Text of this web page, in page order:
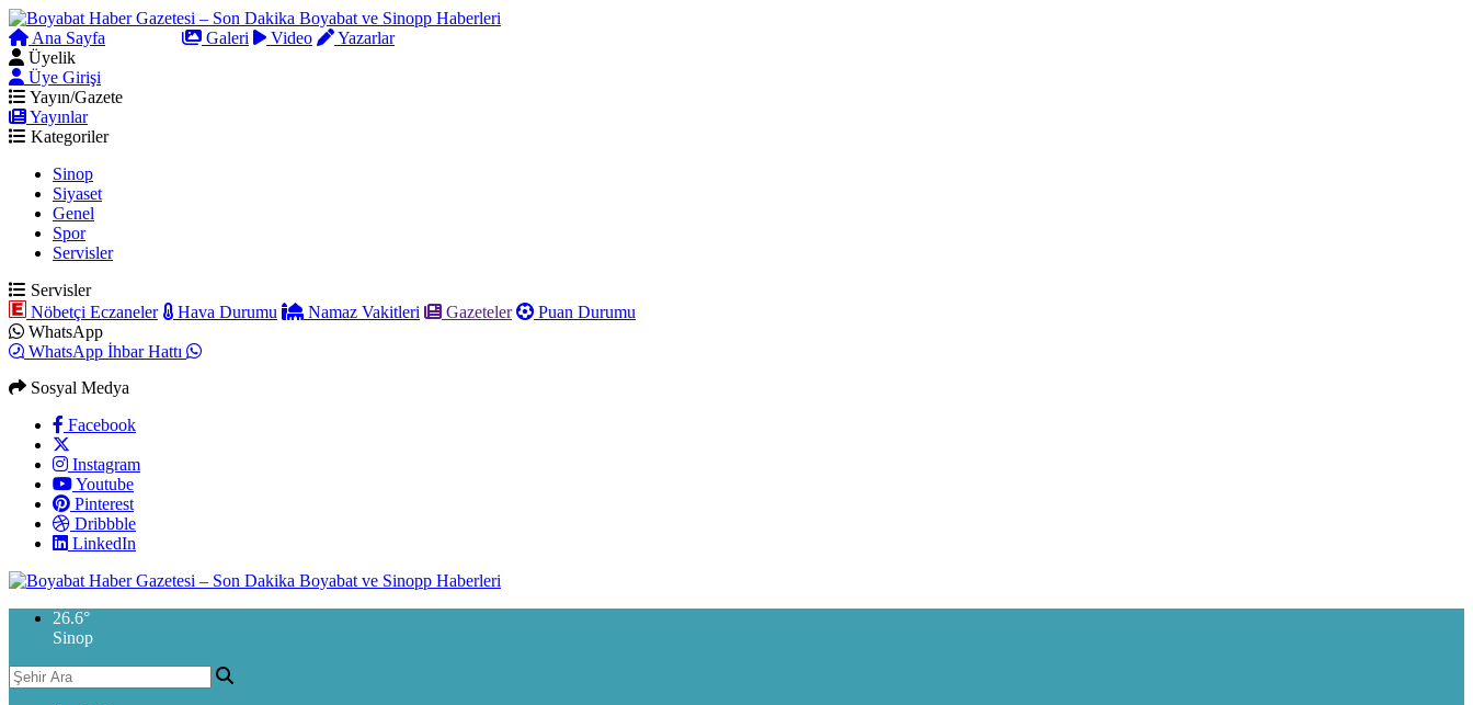
Ana Sayfa Galeri Video
Yazarlar
Üyelik
Üye Girişi
Yayın/Gazete
Yayınlar
Kategoriler
Sinop
Siyaset
Genel
Spor
Servisler
Servisler
Nöbetçi Eczaneler
Hava Durumu Namaz Vakitleri Gazeteler
Puan Durumu
WhatsApp
WhatsApp İhbar Hattı
Sosyal Medya
Facebook
Instagram
Youtube
Pinterest
Dribbble
LinkedIn
26.6°
Sinop